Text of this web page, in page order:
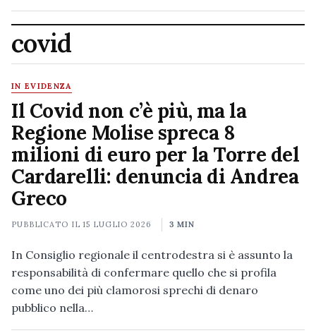
covid
IN EVIDENZA
Il Covid non c’è più, ma la
Regione Molise spreca 8
milioni di euro per la Torre del
Cardarelli: denuncia di Andrea
Greco
PUBBLICATO IL15 LUGLIO 2026 3 MIN
In Consiglio regionale il centrodestra si è assunto la
responsabilità di confermare quello che si profila
come uno dei più clamorosi sprechi di denaro
pubblico nella…